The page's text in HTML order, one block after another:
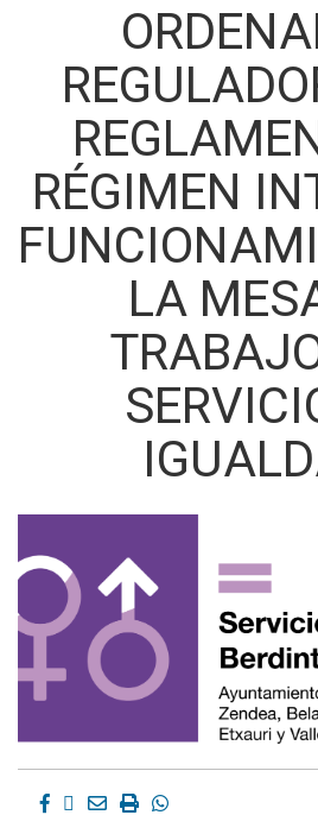
RÉGIMEN
LA
Facebook
Twitter
EmailImprimirWhatsapp